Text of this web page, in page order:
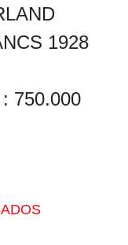
1928
750.000